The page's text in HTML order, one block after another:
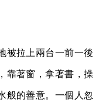
被拉上兩台一前一後
靠著窗，拿著書，操
般的善意。一個人忽